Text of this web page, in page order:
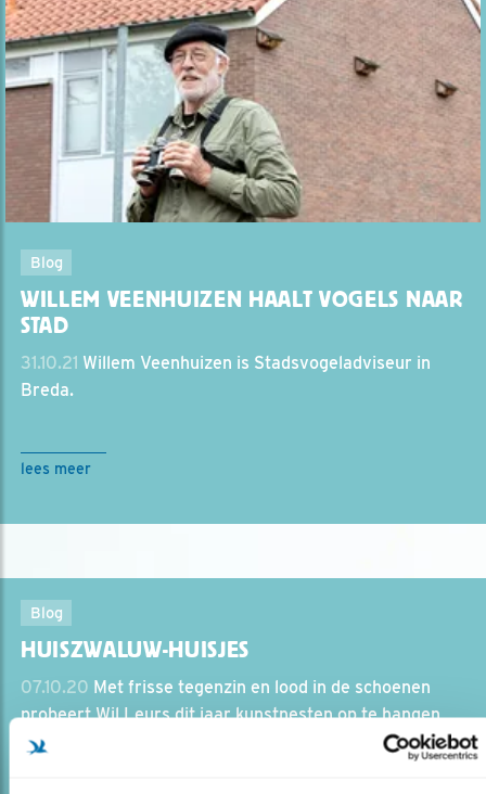
Blog
WILLEM VEENHUIZEN HAALT VOGELS NAAR
STAD
31.10.21 Willem Veenhuizen is Stadsvogeladviseur in
Breda.
lees meer
Blog
HUISZWALUW-HUISJES
07.10.20 Met frisse tegenzin en lood in de schoenen
probeert Wil Leurs dit jaar kunstnesten op te hangen
voor huiszwaluwen.